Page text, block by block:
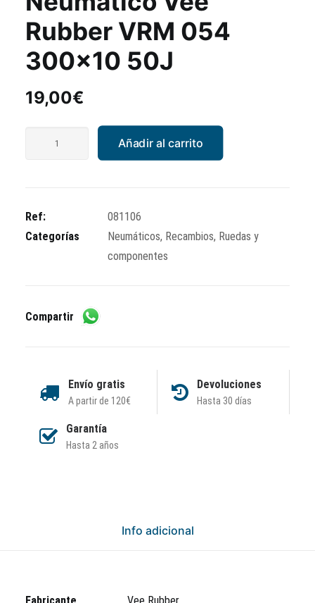
Rubber VRM 054
300×10 50J
19,00€
054
300x10
Añadir al carrito
Ref:
081106
Categorías
Neumáticos, Recambios, Ruedas y
componentes
Compartir
Envío gratis
A partir de 120€
Devoluciones
Hasta 30 días
Garantía
Hasta 2 años
Info adicional